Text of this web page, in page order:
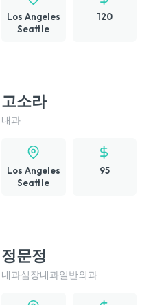
Los Angeles
Seattle
120
고소라
내과
Los Angeles
Seattle
95
정문정
내과심장내과일반외과